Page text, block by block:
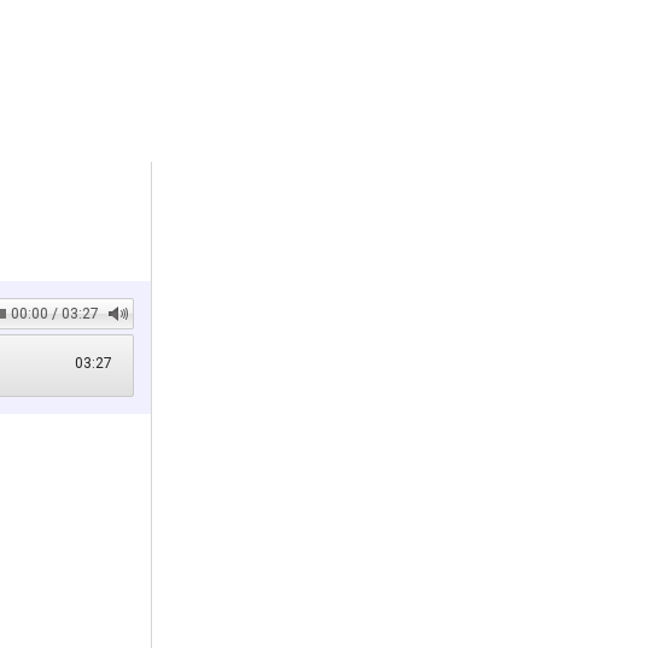
00:00 / 03:27
03:27